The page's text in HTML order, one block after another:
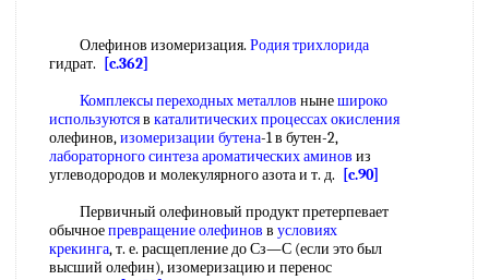
Олефинов изомеризация. Родия трихлорида
гидрат.
[c.362]
Комплексы переходных металлов нынешироко
используютсяв каталитических процессах окисления
олефинов,изомеризации бутена-1 в бутен-2,
лабораторного синтезаароматических аминов из
углеводородов и молекулярного азота и т. д.
[c.90]
Первичный олефиновый продукт претерпевает
обычноепревращение олефинов в условиях
крекинга, т. е. расщепление до Сз—С (если это был
высший олефин), изомеризацию и перенос